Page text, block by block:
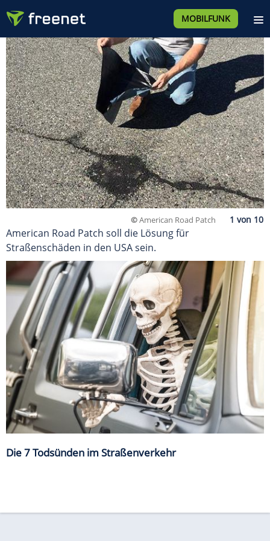
MOBILFUNK
©American Road Patch
American Road Patch soll die Lösung für
Straßenschäden in den USA sein.
Die 7 Todsünden im Straßenverkehr